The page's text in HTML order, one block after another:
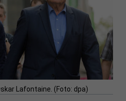
Lafontaine. (Foto: dpa)